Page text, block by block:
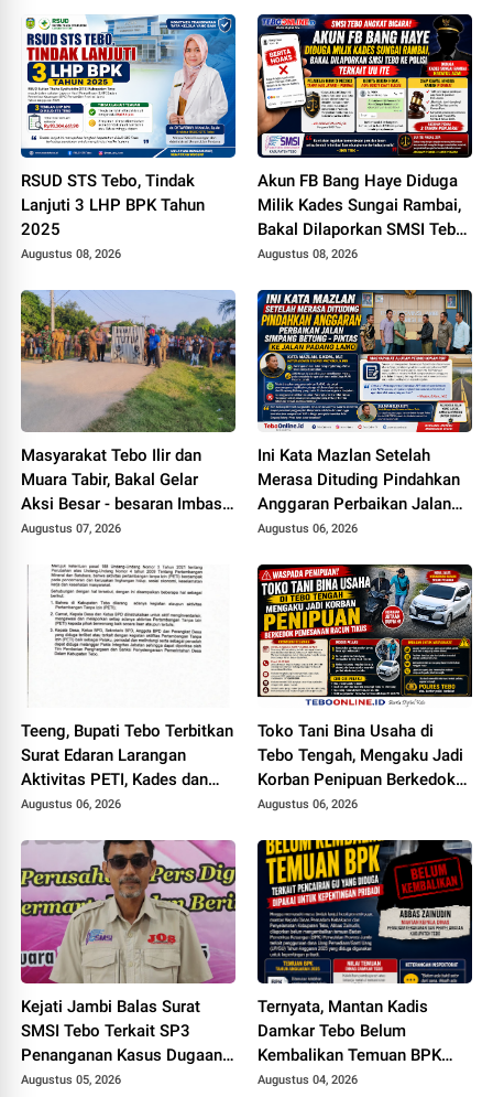
RSUD STS Tebo, Tindak
Lanjuti 3 LHP BPK Tahun
2025
Augustus 08, 2026
Akun FB Bang Haye Diduga
Milik Kades Sungai Rambai,
Bakal Dilaporkan SMSI Tebo
ke Polisi Terkait UU ITE
Augustus 08, 2026
Masyarakat Tebo Ilir dan
Muara Tabir, Bakal Gelar
Aksi Besar - besaran Imbas
Jalan Simpang Betung -
2027
Augustus 07, 2026
Ini Kata Mazlan Setelah
Merasa Dituding Pindahkan
Anggaran Perbaikan Jalan
Simpang Betung - Pintas ke
Augustus 06, 2026
Teeng, Bupati Tebo Terbitkan
Surat Edaran Larangan
Aktivitas PETI, Kades dan
Perangkat Desa Yang
Augustus 06, 2026
Toko Tani Bina Usaha di
Tebo Tengah, Mengaku Jadi
Korban Penipuan Berkedok
Pemesanan Racun Tikus
Augustus 06, 2026
Kejati Jambi Balas Surat
SMSI Tebo Terkait SP3
Penanganan Kasus Dugaan
Korupsi di DPUPR Tebo Rp
Augustus 05, 2026
Ternyata, Mantan Kadis
Damkar Tebo Belum
Kembalikan Temuan BPK
Terkait Pencairan GU yang
Augustus 04, 2026